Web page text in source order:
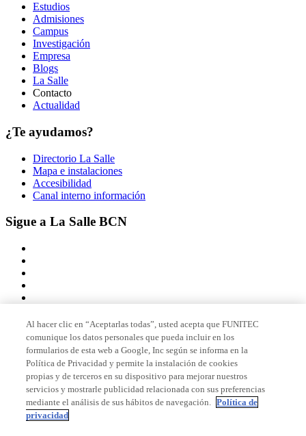
Estudios
Admisiones
Campus
Investigación
Empresa
Blogs
La Salle
Contacto
Actualidad
¿Te ayudamos?
Directorio La Salle
Mapa e instalaciones
Accesibilidad
Canal interno información
Sigue a La Salle BCN
Miembro de
Acreditaciones
Al hacer clic en “Aceptarlas todas”, usted acepta que FUNITEC
comunique los datos personales que pueda incluir en los
formularios de esta web a Google, Inc según se informa en la
Política de Privacidad y permite la instalación de cookies
propias y de terceros en su dispositivo para mejorar nuestros
servicios y mostrarle publicidad relacionada con sus preferencias
mediante el análisis de sus hábitos de navegación. Política de
privacidad